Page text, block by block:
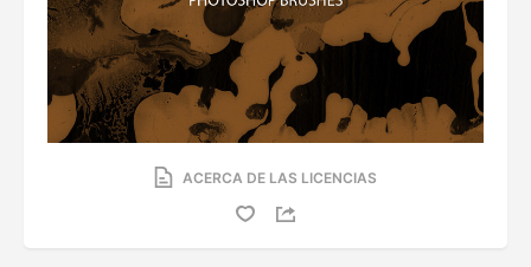
ACERCA DE LAS LICENCIAS